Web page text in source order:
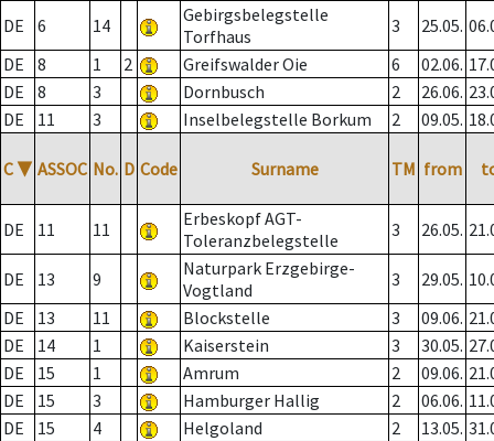
DE
6 14
Gebirgsbelegstelle
Torfhaus
3 25.05.
DE
8 1 2 Greifswalder Oie 6 02.06.
DE
8 3 Dornbusch 2 26.06.
DE
11 3 Inselbelegstelle Borkum 2 09.05.
C ▼ ASSOC No. D Code Surname TM from
DE 11 11
Erbeskopf AGT-
Toleranzbelegstelle
3 26.05.
DE 13 9
Naturpark Erzgebirge-
Vogtland
3 29.05.
DE
13 11 Blockstelle 3 09.06.
DE
14 1 Kaiserstein 3 30.05.
DE
15 1 Amrum 2 09.06.
DE
15 3 Hamburger Hallig 2 06.06.
DE
15 4 Helgoland 2 13.05.